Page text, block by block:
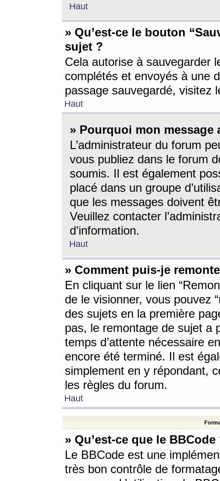
Haut
» Qu’est-ce le bouton
sujet ?
Cela autorise à sauvegarder
complétés et envoyés à une
passage sauvegardé, visitez
Haut
» Pourquoi mon message
L’administrateur du forum
vous publiez dans le forum
soumis. Il est également
placé dans un groupe
que les messages doivent
Veuillez contacter
d’information.
Haut
» Comment puis-je
En cliquant sur le lien
de le visionner, vous pouvez
des sujets en la première
pas, le remontage de sujet a
temps d’attente nécessaire
encore été terminé. Il est
simplement en y répondant,
les règles du forum.
Haut
» Qu’est-ce que le BBCode
Le BBCode est une
très bon contrôle de